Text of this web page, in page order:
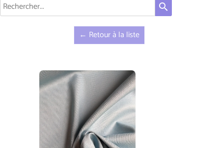
search
← Retour à la liste